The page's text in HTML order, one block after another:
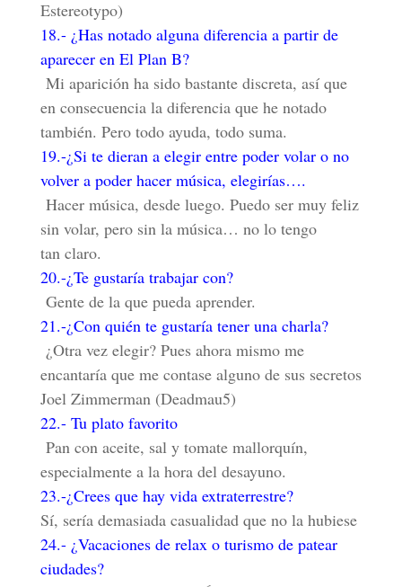
Estereotypo)
18.- ¿Has notado alguna diferencia a partir de
aparecer en El Plan B?
Mi aparición ha sido bastante discreta, así que
en consecuencia la diferencia que he notado
también. Pero todo ayuda, todo suma.
19.-¿Si te dieran a elegir entre poder volar o no
volver a poder hacer música, elegirías….
Hacer música, desde luego. Puedo ser muy feliz
sin volar, pero sin la música… no lo tengo
tan claro.
20.-¿Te gustaría trabajar con?
Gente de la que pueda aprender.
21.-¿Con quién te gustaría tener una charla?
¿Otra vez elegir? Pues ahora mismo me
encantaría que me contase alguno de sus secretos
Joel Zimmerman (Deadmau5)
22.- Tu plato favorito
Pan con aceite, sal y tomate mallorquín,
especialmente a la hora del desayuno.
23.-¿Crees que hay vida extraterrestre?
Sí, sería demasiada casualidad que no la hubiese
24.- ¿Vacaciones de relax o turismo de patear
ciudades?